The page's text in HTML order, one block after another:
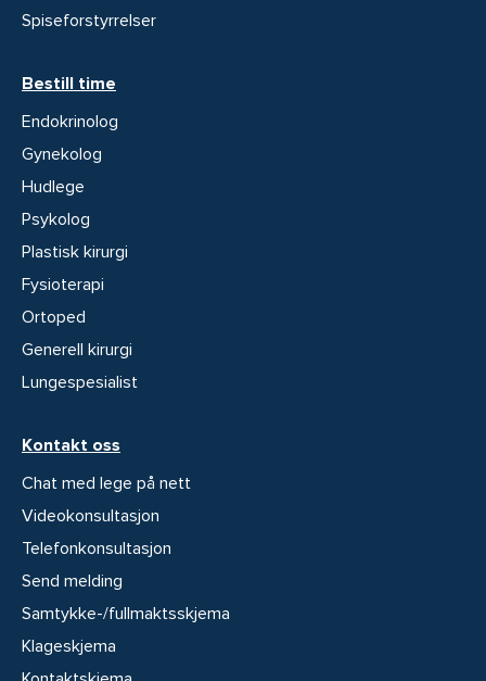
Spiseforstyrrelser
Bestill time
Endokrinolog
Gynekolog
Hudlege
Psykolog
Plastisk kirurgi
Fysioterapi
Ortoped
Generell kirurgi
Lungespesialist
Kontakt oss
Chat med lege på nett
Videokonsultasjon
Telefonkonsultasjon
Send melding
Samtykke-/fullmaktsskjema
Klageskjema